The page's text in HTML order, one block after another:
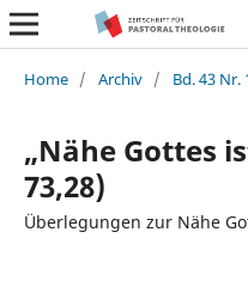
Home / Archiv / Bd. 43 Nr.
„Nähe Gottes
73,28)
Überlegungen zur Nähe